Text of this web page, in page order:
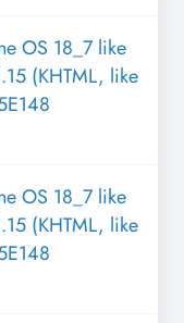
OS 18_7 like
(KHTML, like
OS 18_7 like
(KHTML, like